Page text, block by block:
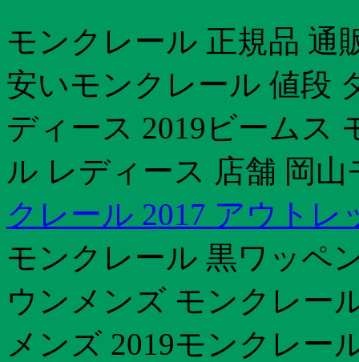
モンクレール 正規品 通
安いモンクレール 値段
ディース 2019ビームス
ル レディース 店舗 岡
クレール 2017 アウトレ
モンクレール 黒ワッペ
ウンメンズ モンクレー
メンズ 2019モンクレー